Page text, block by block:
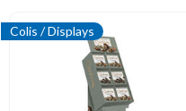
Colis / Displays